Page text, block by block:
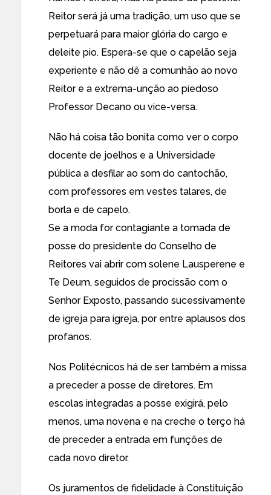
Reitor será já uma tradição, um uso que se
perpetuará para maior glória do cargo e
deleite pio. Espera-se que o capelão seja
experiente e não dê a comunhão ao novo
Reitor e a extrema-unção ao piedoso
Professor Decano ou vice-versa.
Não há coisa tão bonita como ver o corpo
docente de joelhos e a Universidade
pública a desfilar ao som do cantochão,
com professores em vestes talares, de
borla e de capelo.
Se a moda for contagiante a tomada de
posse do presidente do Conselho de
Reitores vai abrir com solene Lausperene e
Te Deum, seguidos de procissão com o
Senhor Exposto, passando sucessivamente
de igreja para igreja, por entre aplausos dos
profanos.
Nos Politécnicos há de ser também a missa
a preceder a posse de diretores. Em
escolas integradas a posse exigirá, pelo
menos, uma novena e na creche o terço há
de preceder a entrada em funções de
cada novo diretor.
Os juramentos de fidelidade à Constituição